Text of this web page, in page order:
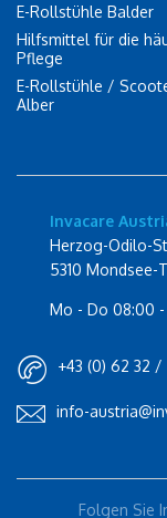
E-Rollstühle Balder
Hilfsmittel für die
Pflege
E-Rollstühle /
Alber
Invacare
Herzog-Odilo-
5310 Mondsee-
Mo - Do 08:00 -
+43 (0) 62 32
info-
Folgen Sie
Rolli-